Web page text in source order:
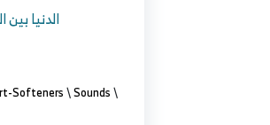
(العربية)
Softeners\Sounds\